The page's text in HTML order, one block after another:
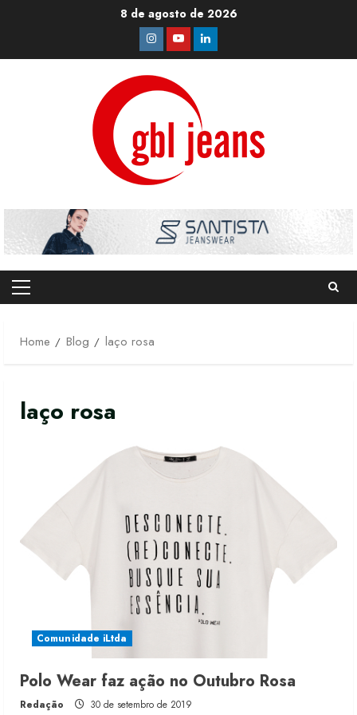
8 de agosto de 2026
Instagram
YoutubeLinkedin
Primary
Home
Blog laço rosa
laço rosa
Comunidade iLtda
Polo Wear faz ação no Outubro Rosa
Redação 30 de setembro de 2019
Moda vende US$63,7 bilhões em
produtos licenciados
6 de agosto de 2026